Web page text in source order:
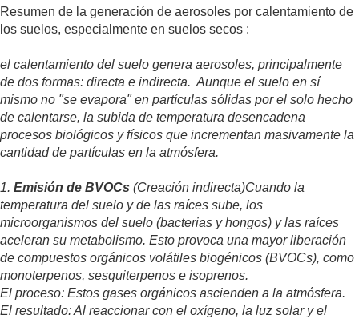
Resumen de la generación de aerosoles por calentamiento de
los suelos, especialmente en suelos secos :
el calentamiento del suelo genera aerosoles, principalmente
de dos formas: directa e indirecta. Aunque el suelo en sí
mismo no "se evapora" en partículas sólidas por el solo hecho
de calentarse, la subida de temperatura desencadena
procesos biológicos y físicos que incrementan masivamente la
cantidad de partículas en la atmósfera.
1. Emisión de BVOCs (Creación indirecta)Cuando la
temperatura del suelo y de las raíces sube, los
microorganismos del suelo (bacterias y hongos) y las raíces
aceleran su metabolismo. Esto provoca una mayor liberación
de compuestos orgánicos volátiles biogénicos (BVOCs), como
monoterpenos, sesquiterpenos e isoprenos.
El proceso: Estos gases orgánicos ascienden a la atmósfera.
El resultado: Al reaccionar con el oxígeno, la luz solar y el